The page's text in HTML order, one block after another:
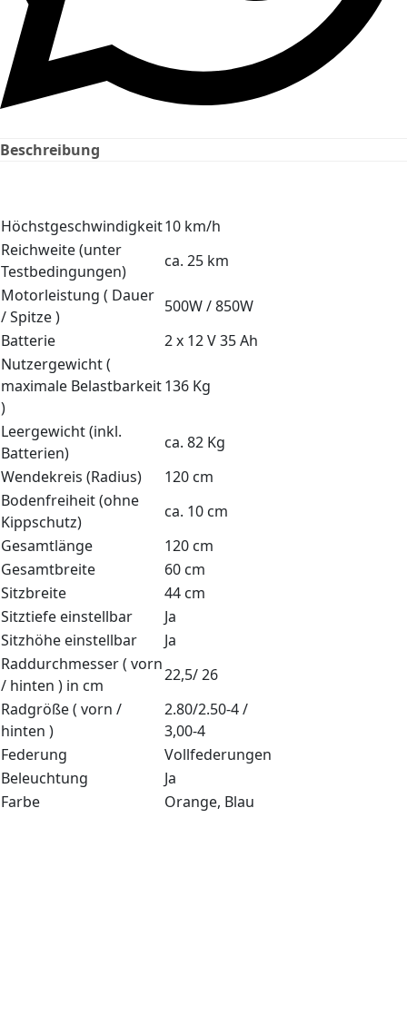
Beschreibung
Höchstgeschwindigkeit10 km/h
Reichweite (unter
Testbedingungen)
ca. 25 km
Motorleistung ( Dauer
/ Spitze )
500W / 850W
Batterie
2 x 12 V 35 Ah
Nutzergewicht (
maximale Belastbarkeit
)
136 Kg
Leergewicht (inkl.
Batterien)
ca. 82 Kg
Wendekreis (Radius)
120 cm
Bodenfreiheit (ohne
Kippschutz)
ca. 10 cm
Gesamtlänge
120 cm
Gesamtbreite
60 cm
Sitzbreite
44 cm
Sitztiefe einstellbar
Ja
Sitzhöhe einstellbar
Ja
Raddurchmesser ( vorn
/ hinten ) in cm
22,5/ 26
Radgröße ( vorn /
hinten )
2.80/2.50-4 /
3,00-4
Federung
Vollfederungen
Beleuchtung
Ja
Farbe
Orange, Blau